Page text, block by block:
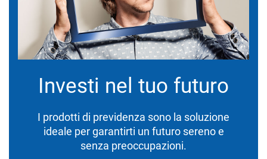
Investi nel tuo futuro
I prodotti di previdenza sono la soluzione
ideale per garantirti un futuro sereno e
senza preoccupazioni.